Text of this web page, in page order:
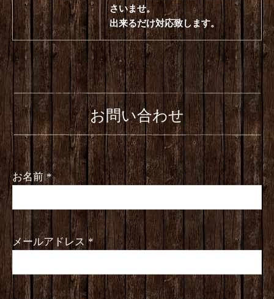
さいませ。
出来るだけ対応致します。
お問い合わせ
お名前 *
メールアドレス *